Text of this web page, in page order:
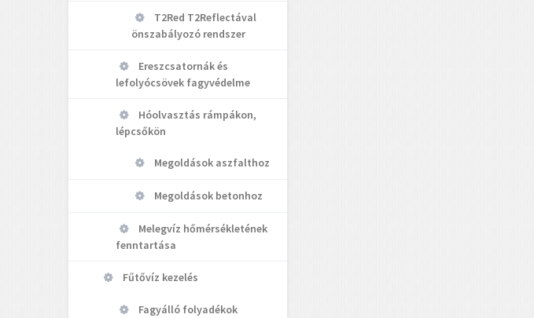
T2Red T2Reflectával
önszabályozó rendszer
Ereszcsatornák és
lefolyócsövek fagyvédelme
Hóolvasztás rámpákon,
lépcsőkön
Megoldások aszfalthoz
Megoldások betonhoz
Melegvíz hőmérsékletének
fenntartása
Fűtővíz kezelés
Fagyálló folyadékok